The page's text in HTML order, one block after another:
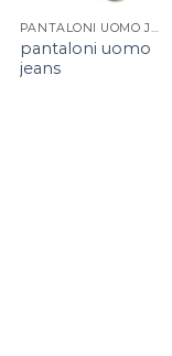
PANTALONI UOMO JEANS
pantaloni uomo
jeans